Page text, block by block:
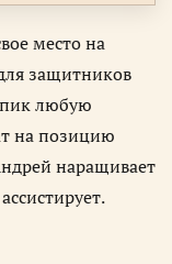
место на
защитников
любую
на позицию
наращивает